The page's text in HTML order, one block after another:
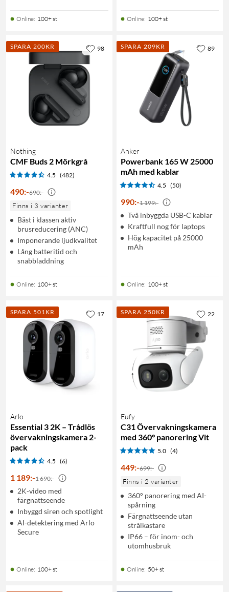
Online: 100+ st Online: 100+ st
SPARA 200KR
Nothing
CMF Buds 2 Mörkgrå
4.5 (482)
490:-690:-
Finns i 3 varianter
Bäst i klassen aktiv
brusreducering (ANC)
Imponerande ljudkvalitet
Lång batteritid och
snabbladdning
Online: 100+ st
98 SPARA 209KR
Anker
Powerbank 165 W 25000
mAh med kablar
4.5 (50)
990:-1 199:-
Två inbyggda USB-C kablar
Kraftfull nog för laptops
Hög kapacitet på 25000
mAh
Online: 100+ st
89
SPARA 501KR
Arlo
Essential 3 2K – Trådlös
övervakningskamera 2-
pack
4.5 (6)
1 189:-1 690:-
2K-video med
färgnattseende
Inbyggd siren och spotlight
AI-detektering med Arlo
Secure
Online: 100+ st
17 SPARA 250KR
Eufy
C31 Övervakningskamera
med 360° panorering Vit
5.0 (4)
449:-699:-
Finns i 2 varianter
360° panorering med AI-
spårning
Färgnattseende utan
strålkastare
IP66 – för inom- och
utomhusbruk
Online: 50+ st
22